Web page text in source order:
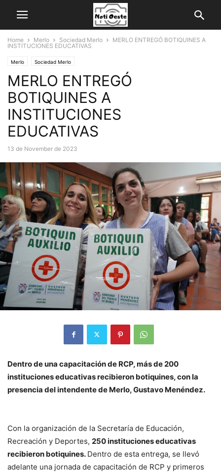
Home Merlo Sociedad Merlo
MERLO ENTREGÓ BOTIQUINES A
INSTITUCIONES EDUCATIVAS
Merlo Sociedad Merlo
MERLO ENTREGÓ
BOTIQUINES A
INSTITUCIONES
EDUCATIVAS
13 de November de 2023
Dentro de una capacitación de RCP, más de 200
instituciones educativas recibieron botiquines, con la
presencia del intendente de Merlo, Gustavo Menéndez.
Con la organización de la Secretaría de Educación,
Recreación y Deportes, 250 instituciones educativas
recibieron botiquines. Dentro de esta entrega, se llevó
adelante una jornada de capacitación de RCP y primeros